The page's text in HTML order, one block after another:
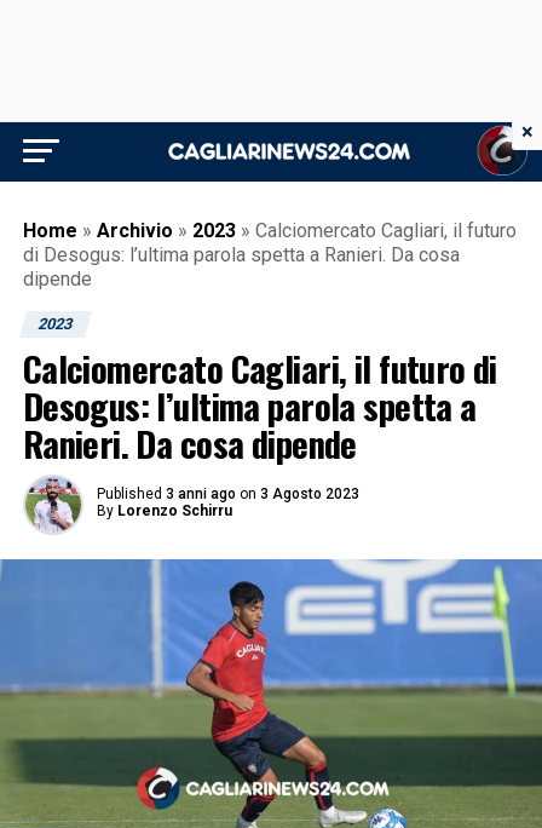
Home » Archivio » 2023 » Calciomercato Cagliari, il futuro
di Desogus: l’ultima parola spetta a Ranieri. Da cosa
dipende
2023
Calciomercato Cagliari, il futuro di
Desogus: l’ultima parola spetta a
Ranieri. Da cosa dipende
Published 3 anni ago on 3 Agosto 2023
By Lorenzo Schirru
×